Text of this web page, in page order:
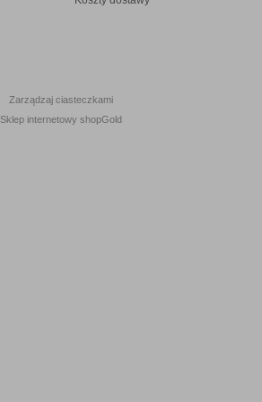
Zarządzaj ciasteczkami
Sklep internetowy shopGold